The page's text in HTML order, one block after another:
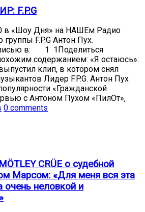
F.P.G
в «Шоу Дня» на НАШЕм Радио
F.P.G Антон Пух.
в: 1 1Поделиться
содержанием: «Я остаюсь»:
клип, в котором снял
Лидер F.P.G. Антон Пух
«Гражданской
с Антоном Пухом «ПилОт»,
0 comments
CRÜE о судебной
Марсом: «Для меня вся эта
очень неловкой и